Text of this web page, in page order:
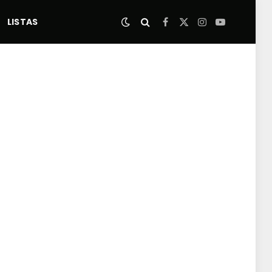
LISTAS Facebook
X
Instagram
YouTube